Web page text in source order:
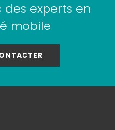
des experts en
mobile